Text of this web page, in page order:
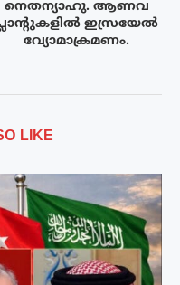
നെതന്യാഹു. ആണവ
ഇസ്രയേൽ
വ്യോമാക്രമണം.
LIKE